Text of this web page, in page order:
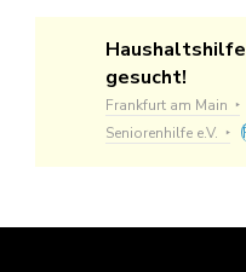
gesucht!
Frankfurt am Main
Seniorenhilfe e.V.